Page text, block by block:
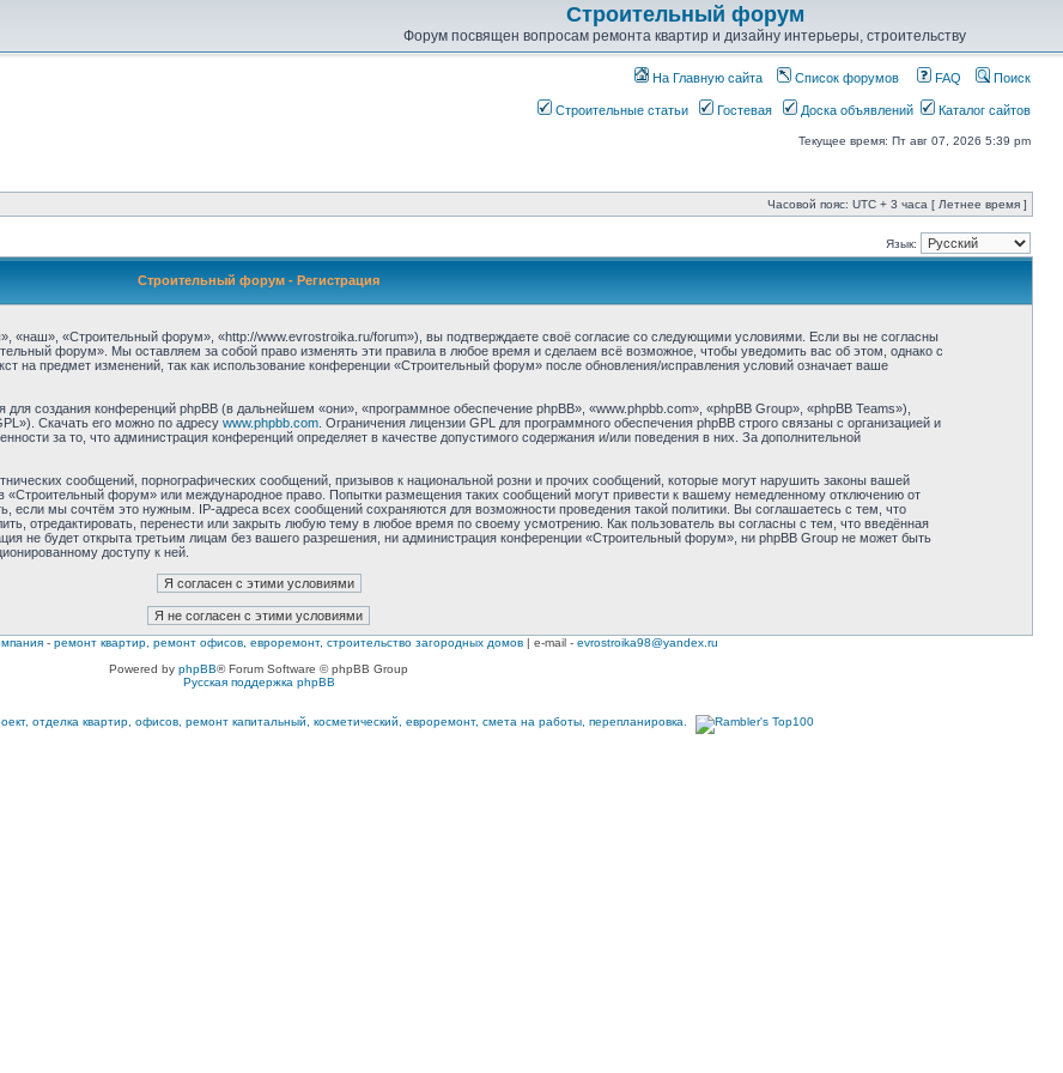
Строительный форум
Форум посвящен вопросам ремонта квартир и дизайну интерьеры, строительству
На Главную сайта Список форумов FAQ Поиск
Строительные статьи Гостевая Доска объявлений Каталог сайтов
Текущее время: Пт авг 07, 2026 5:39 pm
Часовой пояс: UTC + 3 часа [ Летнее время ]
Язык:
Строительный форум - Регистрация
«Строительный форум», «http://www.evrostroika.ru/forum»), вы подтверждаете своё согласие со следующими условиями. Если вы не согласны
форум». Мы оставляем за собой право изменять эти правила в любое время и сделаем всё возможное, чтобы уведомить вас об этом, однако с
на предмет изменений, так как использование конференции «Строительный форум» после обновления/исправления условий означает ваше
создания конференций phpBB (в дальнейшем «они», «программное обеспечение phpBB», «www.phpbb.com», «phpBB Group», «phpBB Teams»),
Скачать его можно по адресу www.phpbb.com. Ограничения лицензии GPL для программного обеспечения phpBB строго связаны с организацией и
за то, что администрация конференций определяет в качестве допустимого содержания и/или поведения в них. За дополнительной
сообщений, порнографических сообщений, призывов к национальной розни и прочих сообщений, которые могут нарушить законы вашей
«Строительный форум» или международное право. Попытки размещения таких сообщений могут привести к вашему немедленному отключению от
если мы сочтём это нужным. IP-адреса всех сообщений сохраняются для возможности проведения такой политики. Вы соглашаетесь с тем, что
отредактировать, перенести или закрыть любую тему в любое время по своему усмотрению. Как пользователь вы согласны с тем, что введённая
не будет открыта третьим лицам без вашего разрешения, ни администрация конференции «Строительный форум», ни phpBB Group не может быть
доступу к ней.
- ремонт квартир, ремонт офисов, евроремонт, строительство загородных домов | e-mail - evrostroika98@yandex.ru
Powered by phpBB® Forum Software © phpBB Group
Русская поддержка phpBB